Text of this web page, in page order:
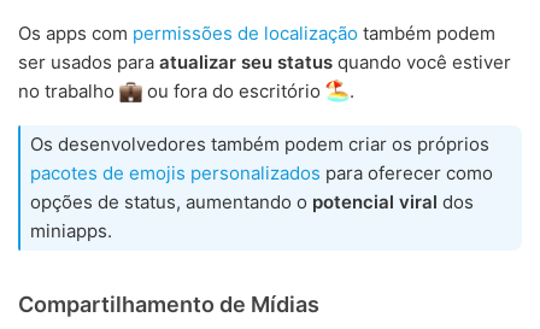
Os apps com permissões de localização também podem
ser usados para atualizar seu status quando você estiver
no trabalho
ou fora do escritório .
Os desenvolvedores também podem criar os próprios
pacotes de emojis personalizados para oferecer como
opções de status, aumentando o potencial viral dos
miniapps.
Compartilhamento de Mídias